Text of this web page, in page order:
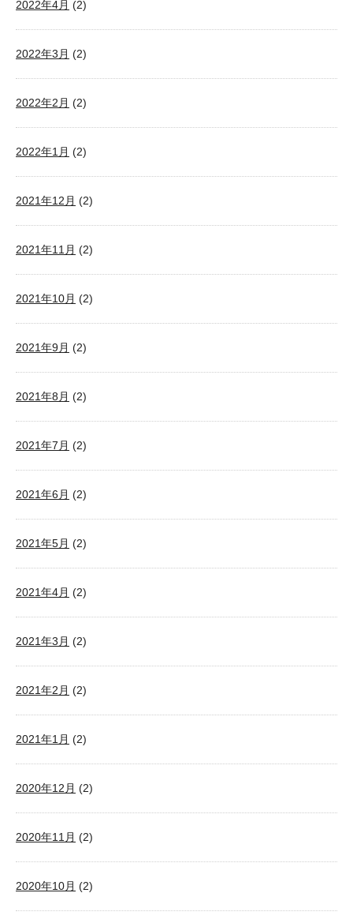
2022年4月 (2)
2022年3月 (2)
2022年2月 (2)
2022年1月 (2)
2021年12月 (2)
2021年11月 (2)
2021年10月 (2)
2021年9月 (2)
2021年8月 (2)
2021年7月 (2)
2021年6月 (2)
2021年5月 (2)
2021年4月 (2)
2021年3月 (2)
2021年2月 (2)
2021年1月 (2)
2020年12月 (2)
2020年11月 (2)
2020年10月 (2)